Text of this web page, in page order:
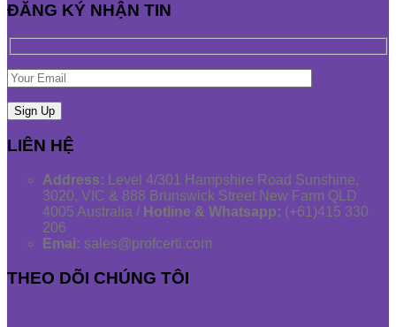
ĐĂNG KÝ NHẬN TIN
LIÊN HỆ
Address: Level 4/301 Hampshire Road Sunshine,
3020, VIC & 888 Brunswick Street New Farm QLD
4005 Australia / Hotline & Whatsapp: (+61)415 330
206
Emai: sales@profcerti.com
THEO DÕI CHÚNG TÔI